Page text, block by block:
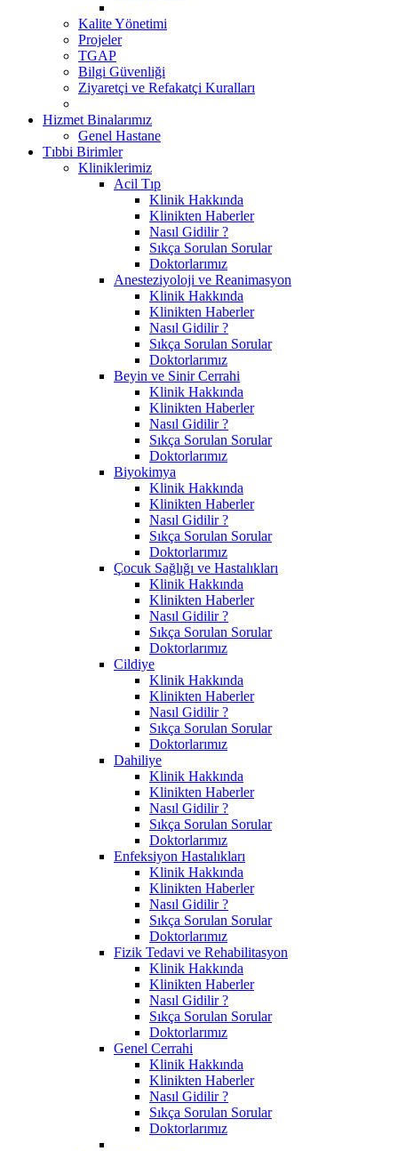
Kalite Yönetimi
Projeler
TGAP
Bilgi Güvenliği
Ziyaretçi ve Refakatçi Kuralları
Hizmet Binalarımız
Genel Hastane
Tıbbi Birimler
Kliniklerimiz
Acil Tıp
Klinik Hakkında
Klinikten Haberler
Nasıl Gidilir ?
Sıkça Sorulan Sorular
Doktorlarımız
Anesteziyoloji ve Reanimasyon
Klinik Hakkında
Klinikten Haberler
Nasıl Gidilir ?
Sıkça Sorulan Sorular
Doktorlarımız
Beyin ve Sinir Cerrahi
Klinik Hakkında
Klinikten Haberler
Nasıl Gidilir ?
Sıkça Sorulan Sorular
Doktorlarımız
Biyokimya
Klinik Hakkında
Klinikten Haberler
Nasıl Gidilir ?
Sıkça Sorulan Sorular
Doktorlarımız
Çocuk Sağlığı ve Hastalıkları
Klinik Hakkında
Klinikten Haberler
Nasıl Gidilir ?
Sıkça Sorulan Sorular
Doktorlarımız
Cildiye
Klinik Hakkında
Klinikten Haberler
Nasıl Gidilir ?
Sıkça Sorulan Sorular
Doktorlarımız
Dahiliye
Klinik Hakkında
Klinikten Haberler
Nasıl Gidilir ?
Sıkça Sorulan Sorular
Doktorlarımız
Enfeksiyon Hastalıkları
Klinik Hakkında
Klinikten Haberler
Nasıl Gidilir ?
Sıkça Sorulan Sorular
Doktorlarımız
Fizik Tedavi ve Rehabilitasyon
Klinik Hakkında
Klinikten Haberler
Nasıl Gidilir ?
Sıkça Sorulan Sorular
Doktorlarımız
Genel Cerrahi
Klinik Hakkında
Klinikten Haberler
Nasıl Gidilir ?
Sıkça Sorulan Sorular
Doktorlarımız